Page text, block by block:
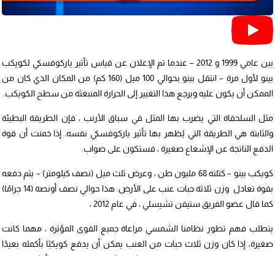
بين عامي 1999 و 2012 – عندما تم الإعلان عن قياس تأثير ياركوفسكي لكويكب
بينو لأول مرة – انتقل بينو بحوالي 100 ميل (160 كم) من المكان الذي كان من
الممكن أن يكون عليه ويرجع هذا التغيير إلى الحرارة المنبعثة من سطح الكويكب.
مثل السلحفاة التي يضرب بها المثل في سباق الأرنب ، فإن الطريقة البطيئة
والثابتة هي الطريقة التي يُظهر بها تأثير ياركوفسكي نفسه. إذا خمنت أن قوة
الدفع الناتجة عن الإشعاع صغيرة ، فستكون على صواب.
كويكب بينو – كتلته 68 مليون طن ، وعرض ثلث ميل (نصف كيلومتر) – يتم دفعه
بقوة تعادل وزن ثلاثة حبات عنب على الأرض. هذا حوالي نصف أونصة (14 جرامًا)
كما قال عضو الفريق ستيفن تشيسلي ، في عام 2012 ،
يتطلب فهم تطور نظامنا الشمسي مراعاة جميع القوى المؤثرة ، مهما كانت
صغيرة، إذا كان وزن ثلاث حبات من العنب يمكن أن يدفع كويكبًا بأكمله بعيدًا